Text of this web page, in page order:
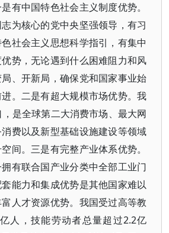
有中国特色社会主义制度优势。
为核心的党中央坚强领导，有习
社会主义思想科学指引，有集中
势，无论遇到什么困难阻力和风
、开新局，确保党和国家事业始
。二是有超大规模市场优势。我
是全球第二大消费市场、最大网
费以及新型基础设施建设等领域
间。三是有完整产业体系优势。
有联合国产业分类中全部工业门
能力和集成优势是其他国家难以
人才资源优势。我国受过高等教
人，技能劳动者总量超过2.2亿